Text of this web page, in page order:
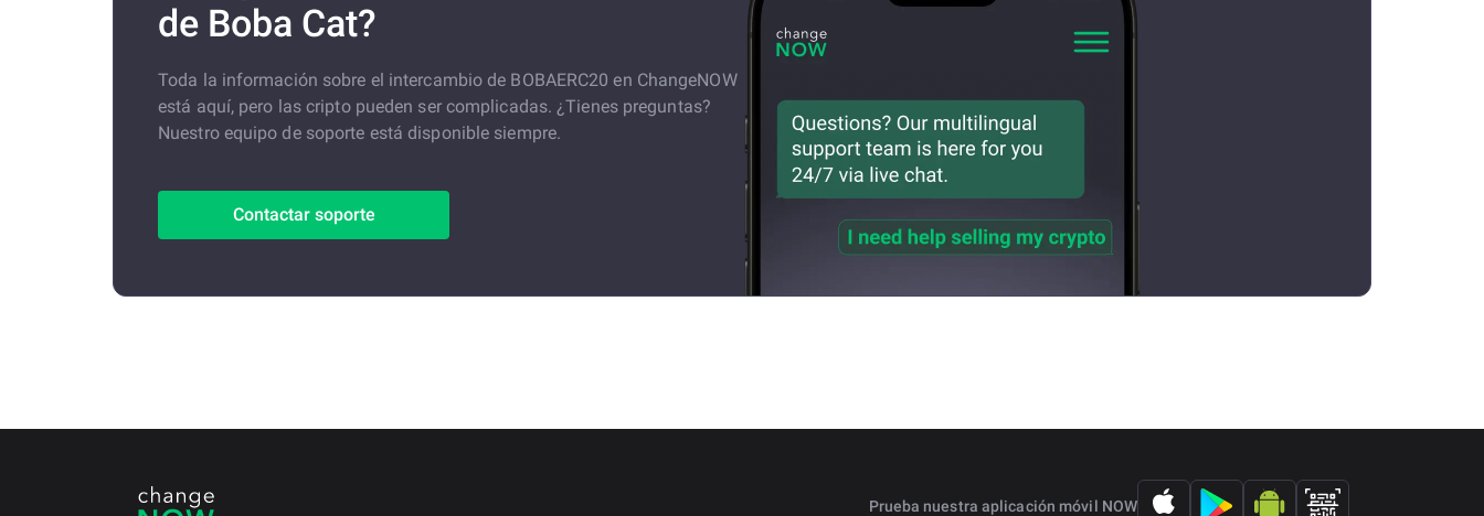
de Boba Cat?
Toda la información sobre el intercambio de BOBAERC20 en ChangeNOW
está aquí, pero las cripto pueden ser complicadas. ¿Tienes preguntas?
Nuestro equipo de soporte está disponible siempre.
Contactar soporte
Prueba nuestra aplicación móvil NOW